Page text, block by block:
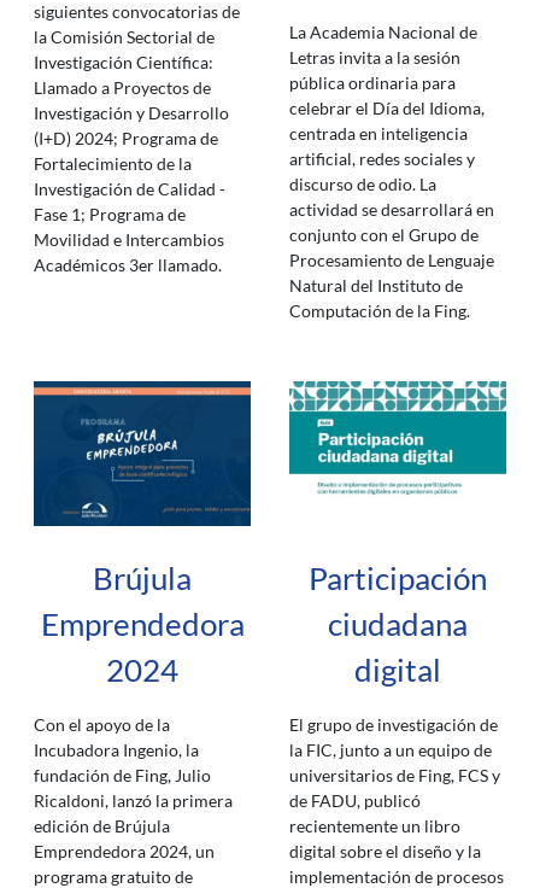
siguientes convocatorias de
la Comisión Sectorial de
Investigación Científica:
Llamado a Proyectos de
Investigación y Desarrollo
(I+D) 2024; Programa de
Fortalecimiento de la
Investigación de Calidad -
Fase 1; Programa de
Movilidad e Intercambios
Académicos 3er llamado.
La Academia Nacional de
Letras invita a la sesión
pública ordinaria para
celebrar el Día del Idioma,
centrada en inteligencia
artificial, redes sociales y
discurso de odio. La
actividad se desarrollará en
conjunto con el Grupo de
Procesamiento de Lenguaje
Natural del Instituto de
Computación de la Fing.
Brújula
Emprendedora
2024
Con el apoyo de la
Incubadora Ingenio, la
fundación de Fing, Julio
Ricaldoni, lanzó la primera
edición de Brújula
Emprendedora 2024, un
programa gratuito de
Participación
ciudadana
digital
El grupo de investigación de
la FIC, junto a un equipo de
universitarios de Fing, FCS y
de FADU, publicó
recientemente un libro
digital sobre el diseño y la
implementación de procesos